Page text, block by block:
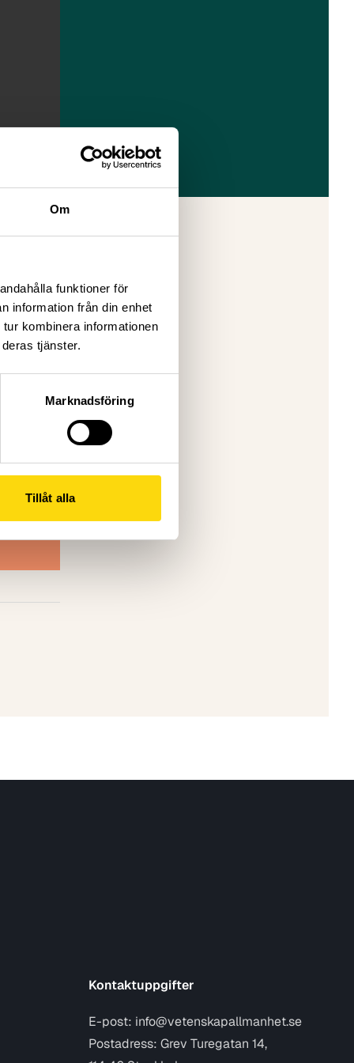
Om
funktioner för
information från din enhet
kombinera informationen
tjänster.
Marknadsföring
Tillåt alla
&
samt
Kontaktuppgifter
E-post: info@vetenskapallmanhet.se
Postadress: Grev Turegatan 14,